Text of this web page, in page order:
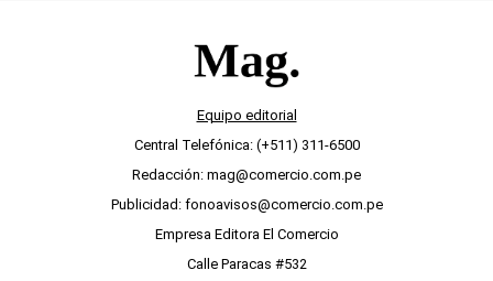
Equipo editorial
Central Telefónica: (+511) 311-6500
Redacción: mag@comercio.com.pe
Publicidad: fonoavisos@comercio.com.pe
Empresa Editora El Comercio
Calle Paracas #532